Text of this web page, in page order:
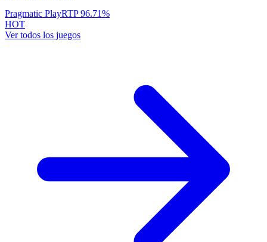
Pragmatic PlayRTP96.71%
HOT
Ver todos los juegos